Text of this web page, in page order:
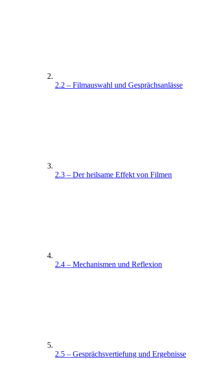
2.2 – Filmauswahl und Gesprächsanlässe
2.3 – Der heilsame Effekt von Filmen
2.4 – Mechanismen und Reflexion
2.5 – Gesprächsvertiefung und Ergebnisse